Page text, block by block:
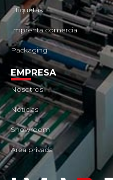
Etiquetas
Imprenta comercial
Packaging
EMPRESA
Nosotros
Noticias
Showroom
Área privada